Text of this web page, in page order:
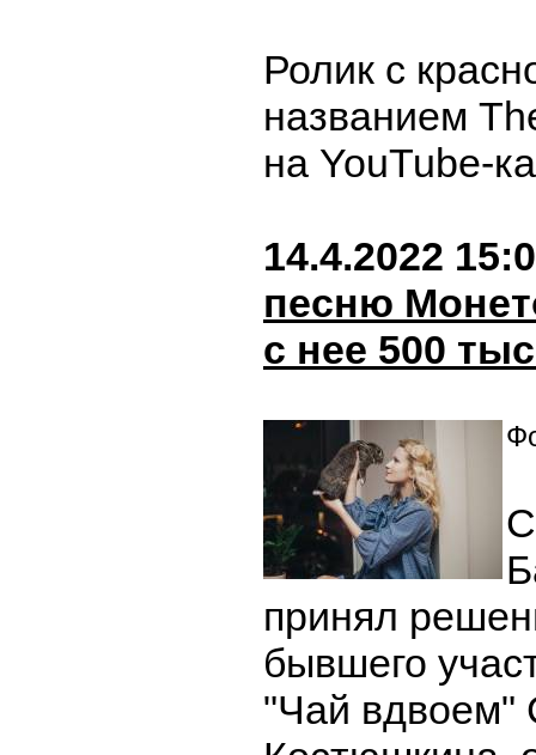
Ролик с
названием
на YouTube-
14.4.2022
песню
с нее 500
принял
бывшего
"Чай вдвоем"